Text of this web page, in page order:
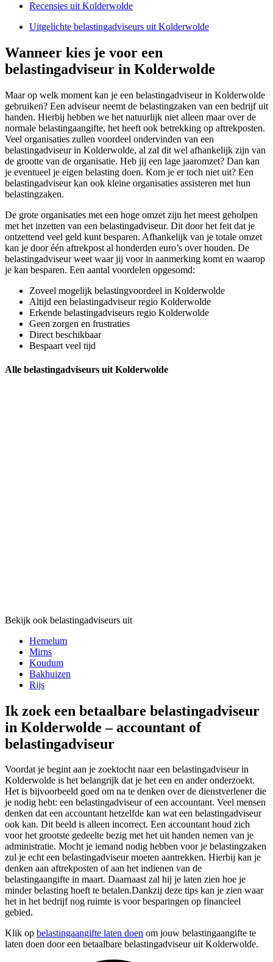
Recensies uit Kolderwolde
Uitgelichte belastingadviseurs uit Kolderwolde
Wanneer kies je voor een
belastingadviseur in Kolderwolde
Maar op welk moment kan je een belastingadviseur in Kolderwolde
gebruiken? Een adviseur neemt de belastingzaken van een bedrijf uit
handen. Hierbij hebben we het natuurlijk niet alleen maar over de
normale belastingaangifte, het heeft ook betrekking op aftrekposten.
Veel organisaties zullen voordeel ondervinden van een
belastingadviseur in Kolderwolde, al zal dit wel afhankelijk zijn van
de grootte van de organisatie. Heb jij een lage jaaromzet? Dan kan
je eventueel je eigen belasting doen. Kom je er toch niet uit? Een
belastingadviseur kan ook kleine organisaties assisteren met hun
belastingzaken.
De grote organisaties met een hoge omzet zijn het meest geholpen
met het inzetten van een belastingadviseur. Dit door het feit dat je
ontzettend veel geld kunt besparen. Afhankelijk van je totale omzet
kan je door één aftrekpost al honderden euro’s over houden. De
belastingadviseur weet waar jij voor in aanmerking komt en waarop
je kan besparen. Een aantal voordelen opgesomd:
Zoveel mogelijk belastingvoordeel in Kolderwolde
Altijd een belastingadviseur regio Kolderwolde
Erkende belastingadviseurs regio Kolderwolde
Geen zorgen en frustraties
Direct beschikbaar
Bespaart veel tijd
Alle belastingadviseurs uit Kolderwolde
Bekijk ook belastingadviseurs uit
Hemelum
Mirns
Koudum
Bakhuizen
Rijs
Ik zoek een betaalbare belastingadviseur
in Kolderwolde – accountant of
belastingadviseur
Voordat je begint aan je zoektocht naar een belastingadviseur in
Kolderwolde is het belangrijk dat je het een en ander onderzoekt.
Het is bijvoorbeeld goed om na te denken over de dienstverlener die
je nodig hebt: een belastingadviseur of een accountant. Veel mensen
denken dat een accountant hetzelfde kan wat een belastingadviseur
ook kan. Dit beeld is alleen incorrect. Een accountant houd zich
voor het grootste gedeelte bezig met het uit handen nemen van je
administratie. Mocht je iemand nodig hebben voor je belastingzaken
zul je echt een belastingadviseur moeten aantrekken. Hierbij kan je
denken aan aftrekposten of aan het indienen van de
belastingaangifte in maart. Daarnaast zal hij je laten zien hoe je
minder belasting hoeft te betalen.Dankzij deze tips kan je zien waar
het in het bedrijf nog ruimte is voor besparingen op financieel
gebied.
Klik op belastingaangifte laten doen om jouw belastingaangifte te
laten doen door een betaalbare belastingadviseur uit Kolderwolde.